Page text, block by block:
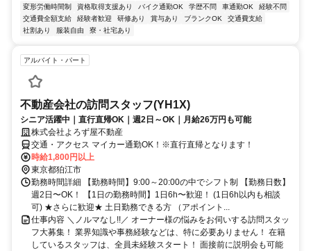
変形労働時間制 資格取得支援あり バイク通勤OK 学歴不問 車通勤OK
経験不問
交通費全額支給
経験者歓迎 研修あり 賞与あり ブランクOK
交通費支給
社割あり
服装自由 寮・社宅あり
アルバイト・パート
不動産会社の訪問スタッフ(YH1X)
シニア活躍中｜直行直帰OK｜週2日～OK｜月給26万円も可能
株式会社よろず屋不動産
交通・アクセス マイカー通勤OK！※直行直帰となります！
時給1,800円以上
東京都狛江市
勤務時間詳細 【勤務時間】9:00～20:00の中でシフト制 【勤務日数】
週2日〜OK！ 【1日の勤務時間】1日6h〜歓迎！ (1日6h以内も相談
可) ★さらに歓迎★ 土日勤務できる方 （アポイント...
仕事内容 ＼ノルマなし!!／ オーナー様の悩みをお伺いする訪問スタッ
フ大募集！ 業界知識や事務経験などは、特に必要ありません！ 在籍
しているスタッフは、全員未経験スタート！ 面接前に説明会も可能